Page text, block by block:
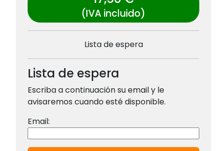
(IVA incluido)
Lista de espera
Lista de espera
Escriba a continuación su email y le
avisaremos cuando esté disponible.
Email: